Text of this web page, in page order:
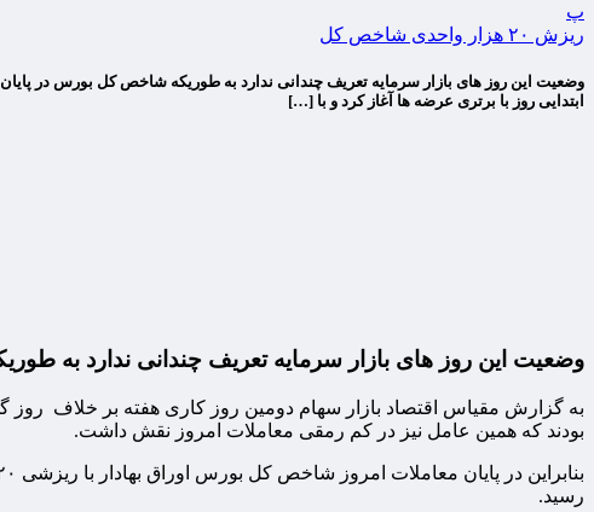
پ
ریزش ۲۰ هزار واحدی شاخص کل
ابتدایی روز با برتری عرضه ها آغاز کرد و با […]
وضعیت این روز های بازار سرمایه تعریف چندانی ندارد به طوریکه شاخص کل بورس
به گزارش مقیاس اقتصاد بازار سهام دومین روز کاری هفته بر خلاف روز
بودند که همین عامل نیز در کم رمقی معاملات امروز نقش داشت.
رسید.